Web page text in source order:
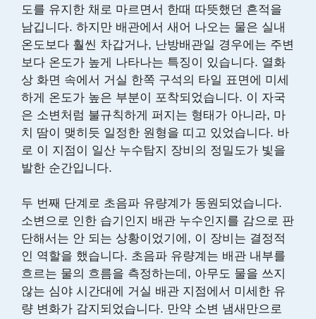
도를 유지한 채로 마르면서 한때 따뜻했던 흔적을
남깁니다. 하지만 배관에서 새어 나오는 물은 실내
온도보다 훨씬 차갑거나, 난방배관일 경우에는 주변
보다 온도가 높게 나타나는 특징이 있습니다. 열화
상 화면 속에서 거실 한쪽 구석의 타일 표면에 미세
하게 온도가 높은 부분이 포착되었습니다. 이 자국
은 소변처럼 불규칙하게 퍼지는 형태가 아니라, 마
치 땀이 맺히듯 일정한 원형을 띠고 있었습니다. 바
로 이 지점이 일산 누수탐지 장비의 정밀도가 빛을
발한 순간입니다.
두 번째 단계로 초음파 유량계가 동원되었습니다.
소변으로 인한 습기인지 배관 누수인지를 감으로 판
단해서는 안 되는 상황이었기에, 이 장비는 결정적
인 역할을 했습니다. 초음파 유량계는 배관 내부를
흐르는 물의 흐름을 측정하는데, 아무도 물을 쓰지
않는 심야 시간대에 거실 배관 지점에서 미세한 유
량 변화가 감지되었습니다. 만약 소변 냄새만으로